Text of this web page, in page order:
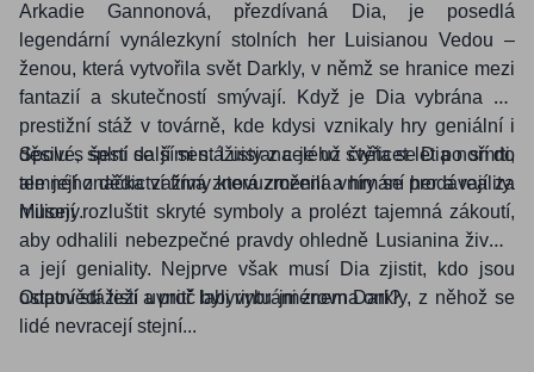
Arkadie Gannonová, přezdívaná Dia, je posedlá
legendární vynálezkyní stolních her Luisianou Vedou –
ženou, která vytvořila svět Darkly, v němž se hranice mezi
fantazií a skutečností smývají. Když je Dia vybrána na
prestižní stáž v továrně, kde kdysi vznikaly hry geniální i
děsivé, splní se jí sen. Luisiana je už čtyřicet let po smrti,
ale její značka zažívá znovuzrození a hry se prodávají za
miliony.
Spolu s šesti dalšími stážisty z celého světa se Dia noří do
temného dědictví firmy která změnila vnímání her a reality.
Musejí rozluštit skryté symboly a prolézt tajemná zákoutí,
aby odhalili nebezpečné pravdy ohledně Lusianina života
a její geniality. Nejprve však musí Dia zjistit, kdo jsou
ostatní stážisti a proč byli vybráni zrovna oni?
Odpovědi leží uvnitř labyrintu jménem Darkly, z něhož se
lidé nevracejí stejní...